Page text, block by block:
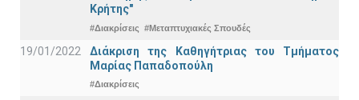
Κρήτης"
#Διακρίσεις #Μεταπτυχιακές Σπουδές
19/01/2022
Διάκριση της Καθηγήτριας του Τμήματος
Μαρίας Παπαδοπούλη
#Διακρίσεις